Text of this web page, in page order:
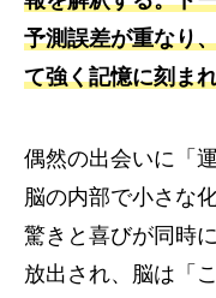
予測誤差が重なり
て強く記憶に刻ま
偶然の出会いに「
脳の内部で小さな
驚きと喜びが同時
放出され、脳は「